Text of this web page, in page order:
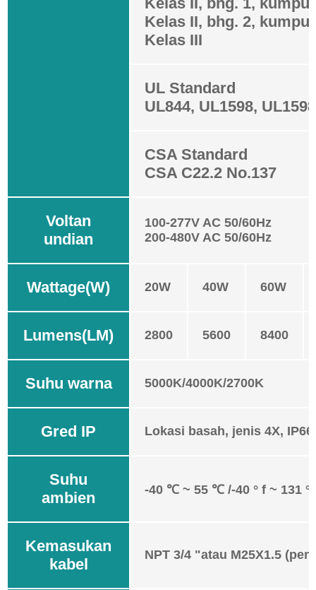
Kelas II, bhg. 2,
Kelas III
UL Standard
UL844, UL1598,
CSA Standard
CSA C22.2 No.137
Voltan
undian
100-277V AC 50/60Hz
200-480V AC 50/60Hz
Wattage(W) 20W 40W 60W
Lumens(LM) 2800 5600 8400
Suhu warna 5000K/4000K/2700K
Gred IP Lokasi basah, jenis 4X, IP66
Suhu
ambien
-40 ℃ ~ 55 ℃ /-40 ° f ~ 131 °
Kemasukan
kabel
NPT 3/4 "atau M25X1.5